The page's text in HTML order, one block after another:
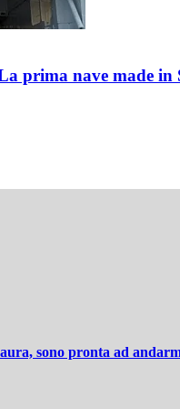
prima nave made in
sono pronta ad